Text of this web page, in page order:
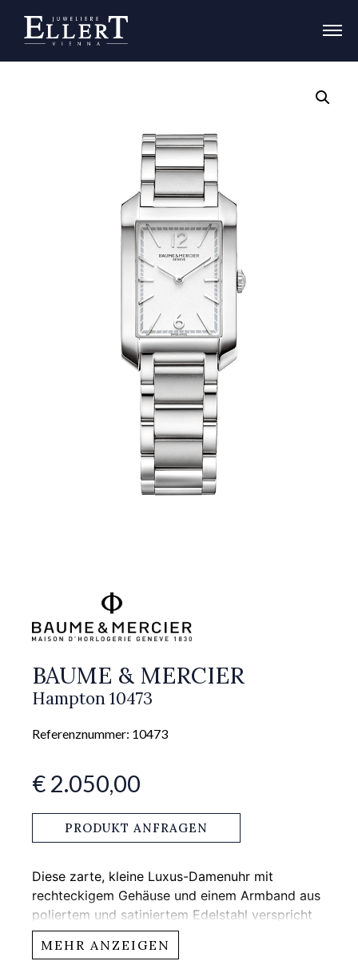
BAUME & MERCIER
Hampton 10473
Referenznummer: 10473
€ 2.050,00
PRODUKT ANFRAGEN
Diese zarte, kleine Luxus-Damenuhr mit
rechteckigem Gehäuse und einem Armband aus
poliertem und satiniertem Edelstahl verspricht
eine zeitlose Ästhetik. Sie ist mit einem
kratzfesten, gewölbten Saphirglas und einem
MEHR ANZEIGEN